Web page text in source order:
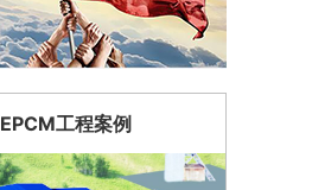
EPCM工程案例